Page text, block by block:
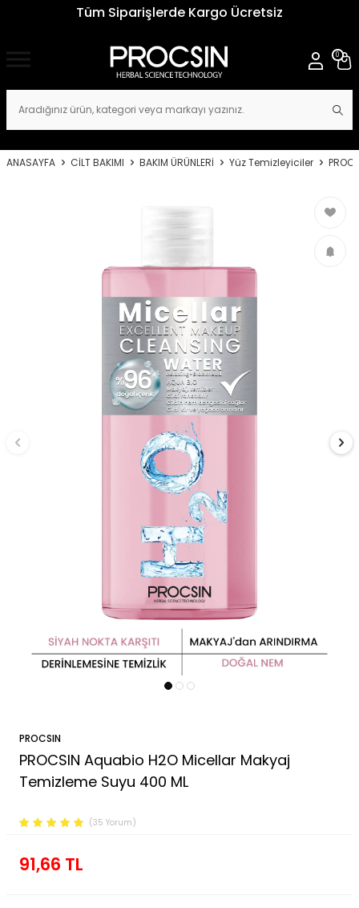
Tüm Siparişlerde Kargo Ücretsiz
0
ANASAYFA CİLT BAKIMI BAKIM ÜRÜNLERİ Yüz Temizleyiciler
PROCSIN
PROCSIN Aquabio H2O Micellar Makyaj
Temizleme Suyu 400 ML
(35 Yorum)
91,66 TL